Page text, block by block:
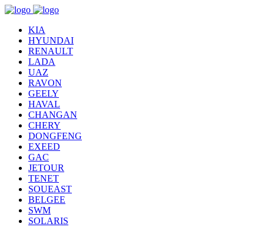
KIA
HYUNDAI
RENAULT
LADA
UAZ
RAVON
GEELY
HAVAL
CHANGAN
CHERY
DONGFENG
EXEED
GAC
JETOUR
TENET
SOUEAST
BELGEE
SWM
SOLARIS